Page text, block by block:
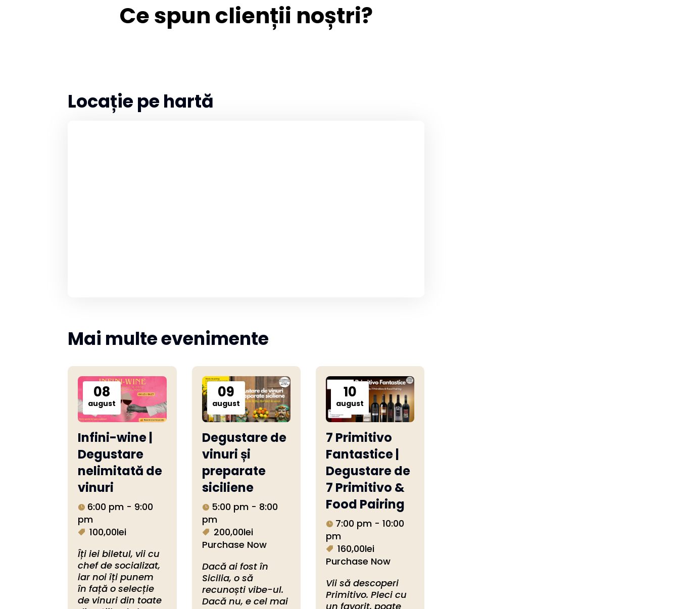
Ce spun clienții noștri?
Locație pe hartă
Mai multe evenimente
08
august
Infini-wine |
Degustare
nelimitată de
vinuri
6:00 pm - 9:00
pm
100,00lei
Îți iei biletul, vii cu
chef de socializat,
iar noi îți punem
în față o selecție
de vinuri din toate
09
august
Degustare de
vinuri și
preparate
siciliene
5:00 pm - 8:00
pm
200,00lei
Purchase Now
Dacă ai fost în
Sicilia, o să
recunoști vibe-ul.
Dacă nu, e cel mai
10
august
7 Primitivo
Fantastice |
Degustare de
7 Primitivo &
Food Pairing
7:00 pm - 10:00
pm
160,00lei
Purchase Now
Vii să descoperi
Primitivo. Pleci cu
un favorit, poate